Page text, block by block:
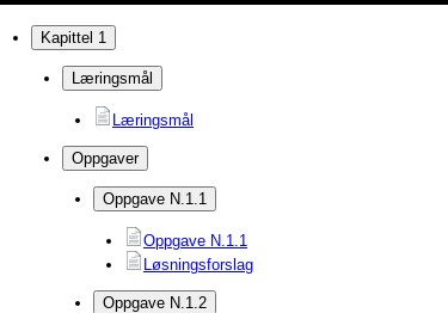
Kapittel 1
Læringsmål
Læringsmål
Oppgaver
Oppgave N.1.1
Oppgave N.1.1
Løsningsforslag
Oppgave N.1.2